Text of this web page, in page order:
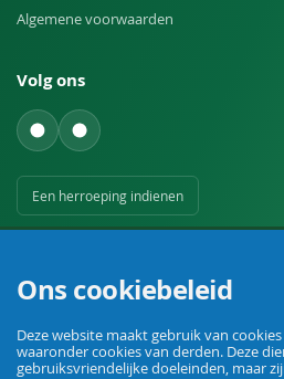
Algemene voorwaarden
Volg ons
Een herroeping indienen
Uw vakhandel voor landbouw,
Ons cookiebeleid
Deze website maakt gebruik van
waaronder cookies van derden. Deze
gebruiksvriendelijke doeleinden, maar